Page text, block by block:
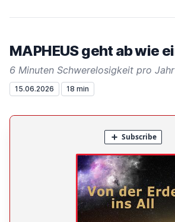
MAPHEUS geht ab wie
6 Minuten Schwerelosigkeit pro Jahr
15.06.2026 18 min